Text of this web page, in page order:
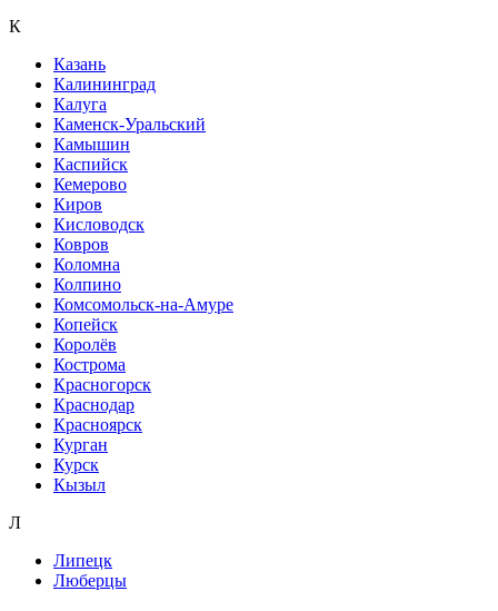
К
Казань
Калининград
Калуга
Каменск-Уральский
Камышин
Каспийск
Кемерово
Киров
Кисловодск
Ковров
Коломна
Колпино
Комсомольск-на-Амуре
Копейск
Королёв
Кострома
Красногорск
Краснодар
Красноярск
Курган
Курск
Кызыл
Л
Липецк
Люберцы